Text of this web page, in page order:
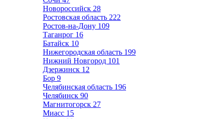
Новороссийск 28
Ростовская область 222
Ростов-на-Дону 109
Таганрог 16
Батайск 10
Нижегородская область 199
Нижний Новгород 101
Дзержинск 12
Бор 9
Челябинская область 196
Челябинск 90
Магнитогорск 27
Миасс 15